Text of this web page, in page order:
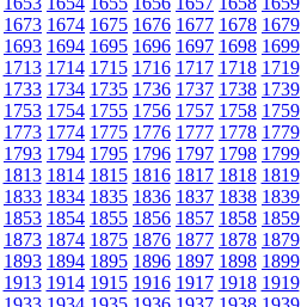
1673 1674 1675 1676 1677 1678 1679
1693 1694 1695 1696 1697 1698 1699
1713 1714 1715 1716 1717 1718 1719
1733 1734 1735 1736 1737 1738 1739
1753 1754 1755 1756 1757 1758 1759
1773 1774 1775 1776 1777 1778 1779
1793 1794 1795 1796 1797 1798 1799
1813 1814 1815 1816 1817 1818 1819
1833 1834 1835 1836 1837 1838 1839
1853 1854 1855 1856 1857 1858 1859
1873 1874 1875 1876 1877 1878 1879
1893 1894 1895 1896 1897 1898 1899
1913 1914 1915 1916 1917 1918 1919